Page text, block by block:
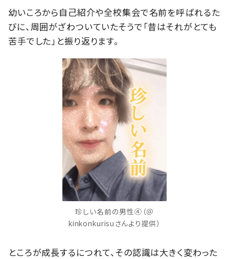
幼いころから自己紹介や全校集会で名前を呼ばれるた
びに、周囲がざわついていたそうで「昔はそれがとても
苦手でした」と振り返ります。
珍しい名前の男性④（＠
kinkonkurisuさんより提供）
ところが成長するにつれて、その認識は大きく変わった